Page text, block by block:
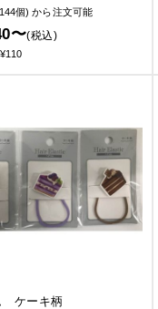
個)から注文可能
〜(税込)
ケーキ柄